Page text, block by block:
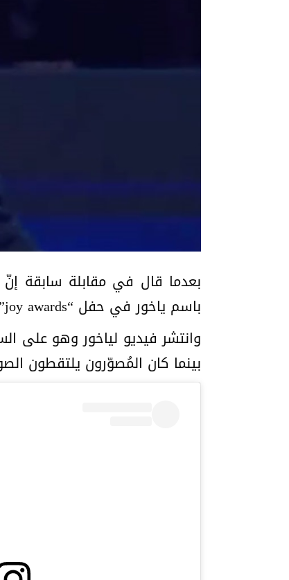
بعدما قال في مقابلة سابقة إنّ
باسم ياخور في حفل “joy awards” في الممكلة العربيّة السعوديّة.
وانتشر فيديو لياخور وهو على
بينما كان المُصوّرون يلتقطون